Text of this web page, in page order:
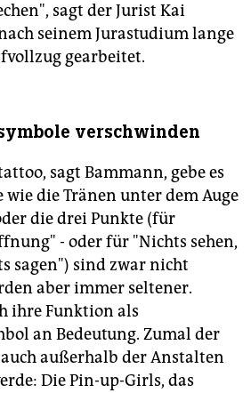
sagt der Jurist Kai
seinem Jurastudium lange
gearbeitet.
verschwinden
sagt Bammann, gebe es
wie die Tränen unter dem Auge
die drei Punkte (für
- oder für "Nichts sehen,
sagen") sind zwar nicht
aber immer seltener.
ihre Funktion als
an Bedeutung. Zumal der
außerhalb der Anstalten
Die Pin-up-Girls, das